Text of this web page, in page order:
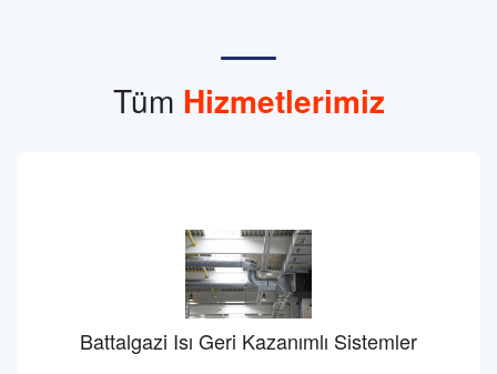
Tüm Hizmetlerimiz
Battalgazi Isı Geri Kazanımlı Sistemler